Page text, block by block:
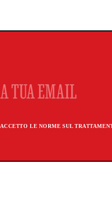
ACCETTO LE NORME SUL